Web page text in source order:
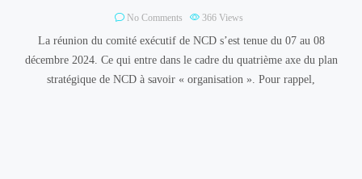
No Comments 366 Views
La réunion du comité exécutif de NCD s’est tenue du 07 au 08
décembre 2024. Ce qui entre dans le cadre du quatrième axe du plan
stratégique de NCD à savoir « organisation ». Pour rappel,